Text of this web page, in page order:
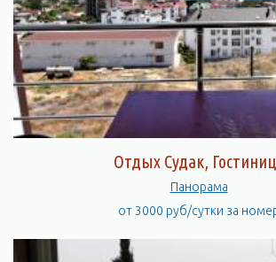
Отдых Судак,
Панорама
от 3000 руб/сутки за